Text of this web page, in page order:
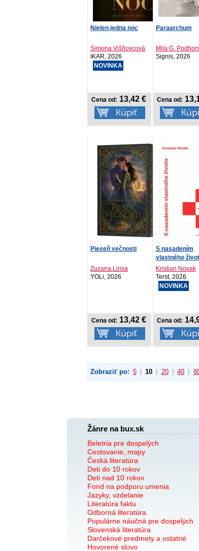
Nielen jedna noc
Simona Višňovcová
IKAR, 2026
NOVINKA
Cena od: 13,42 €
Paraarchum
Mila G.
Signis, 2026
Cena od:
Pieseň večnosti
Zuzana Lirisa
YOLi, 2026
Cena od: 13,42 €
S nasadením
vlastného
Kristian Novak
Terst, 2026
NOVINKA
Cena od:
Zobraziť po: 5 10 20 40
Žánre na bux.sk
Beletria pre dospelých
Cestovanie, mapy
Česká literatúra
Deti do 10 rokov
Deti nad 10 rokov
Fond na podporu umenia
Jazyky, vzdelanie
Literatúra faktu
Odborná literatúra
Populárne náučná pre dospelých
Slovenská literatúra
Darčekové predmety a ostatné
Hovorené slovo